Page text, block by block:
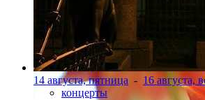
14 августа, пятница - 16 августа,
концерты